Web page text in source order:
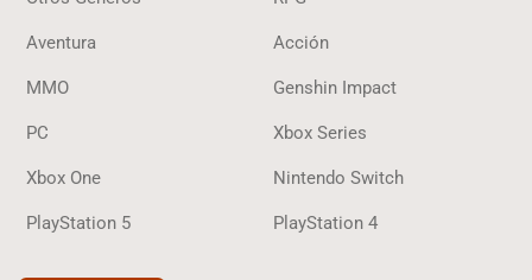
Aventura Acción
MMO Genshin Impact
PC Xbox Series
Xbox One Nintendo Switch
PlayStation 5 PlayStation 4